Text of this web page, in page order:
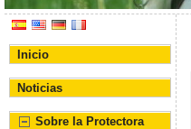
Inicio
Noticias
Sobre la Protectora